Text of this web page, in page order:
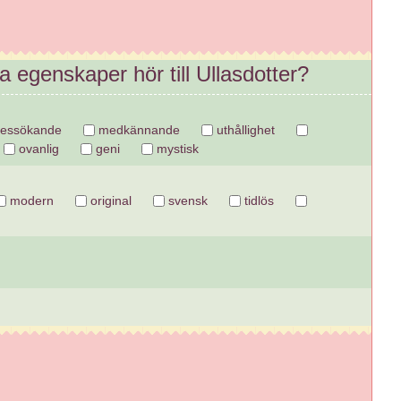
egenskaper hör till Ullasdotter?
medkännande
uthållighet
ovanlig
geni mystisk
modern original svensk tidlös